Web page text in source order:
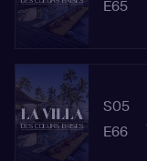
E65
S05
E66